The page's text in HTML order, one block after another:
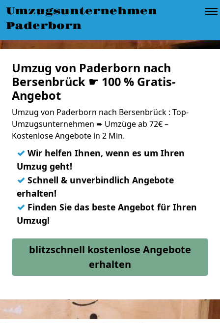
Umzugsunternehmen
Paderborn
Umzug von Paderborn nach
Bersenbrück ☛ 100 % Gratis-
Angebot
Umzug von Paderborn nach Bersenbrück : Top-
Umzugsunternehmen ➨ Umzüge ab 72€ –
Kostenlose Angebote in 2 Min.
✓ Wir helfen Ihnen, wenn es um Ihren
Umzug geht!
✓ Schnell & unverbindlich Angebote
erhalten!
✓ Finden Sie das beste Angebot für Ihren
Umzug!
blitzschnell kostenlose Angebote
erhalten